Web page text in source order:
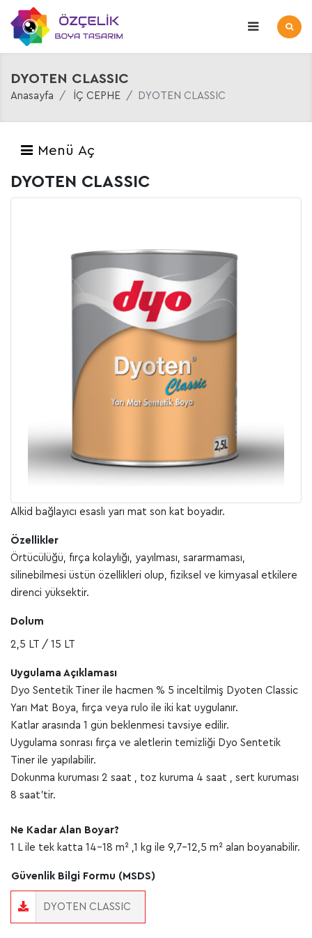
DYOTEN CLASSIC
Anasayfa İÇ CEPHE DYOTEN CLASSIC
Menü Aç
DYOTEN CLASSIC
Alkid bağlayıcı esaslı yarı mat son kat boyadır.
Özellikler
Örtücülüğü, fırça kolaylığı, yayılması, sararmaması,
silinebilmesi üstün özellikleri olup, fiziksel ve kimyasal etkilere
direnci yüksektir.
Dolum
2,5 LT / 15 LT
Uygulama Açıklaması
Dyo Sentetik Tiner ile hacmen % 5 inceltilmiş Dyoten Classic
Yarı Mat Boya, fırça veya rulo ile iki kat uygulanır.
Katlar arasında 1 gün beklenmesi tavsiye edilir.
Uygulama sonrası fırça ve aletlerin temizliği Dyo Sentetik
Tiner ile yapılabilir.
Dokunma kuruması 2 saat , toz kuruma 4 saat , sert kuruması
8 saat’tir.
Ne Kadar Alan Boyar?
1 L ile tek katta 14-18 m² ,1 kg ile 9,7-12,5 m² alan boyanabilir.
Güvenlik Bilgi Formu (MSDS)
DYOTEN CLASSIC